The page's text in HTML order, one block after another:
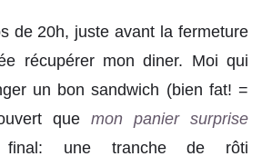
de 20h, juste avant la fermeture
récupérer mon diner. Moi qui
un bon sandwich (bien fat! =
que mon panier surprise
final: une tranche de rôti